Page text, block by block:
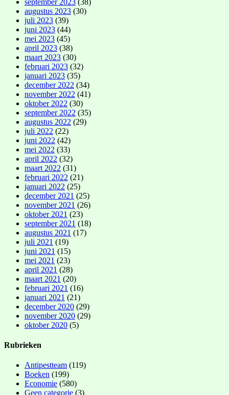
augustus 2023 (30)
juli 2023 (39)
juni 2023 (44)
mei 2023 (45)
april 2023 (38)
maart 2023 (30)
februari 2023 (32)
januari 2023 (35)
december 2022 (34)
november 2022 (41)
oktober 2022 (30)
september 2022 (35)
augustus 2022 (29)
juli 2022 (22)
juni 2022 (42)
mei 2022 (33)
april 2022 (32)
maart 2022 (31)
februari 2022 (21)
januari 2022 (25)
december 2021 (25)
november 2021 (26)
oktober 2021 (23)
september 2021 (18)
augustus 2021 (17)
juli 2021 (19)
juni 2021 (15)
mei 2021 (23)
april 2021 (28)
maart 2021 (20)
februari 2021 (16)
januari 2021 (21)
december 2020 (29)
november 2020 (29)
oktober 2020 (5)
Rubrieken
Antipestteam (119)
Boeken (199)
Economie (580)
Geen categorie (3)